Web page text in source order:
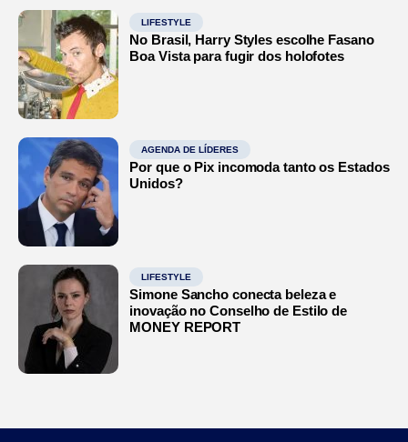
LIFESTYLE
No Brasil, Harry Styles escolhe Fasano
Boa Vista para fugir dos holofotes
AGENDA DE LÍDERES
Por que o Pix incomoda tanto os Estados
Unidos?
LIFESTYLE
Simone Sancho conecta beleza e
inovação no Conselho de Estilo de
MONEY REPORT